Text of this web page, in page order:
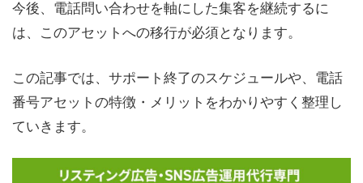
今後、電話問い合わせを軸にした集客を継続するに
は、このアセットへの移行が必須となります。
この記事では、サポート終了のスケジュールや、電話
番号アセットの特徴・メリットをわかりやすく整理し
ていきます。